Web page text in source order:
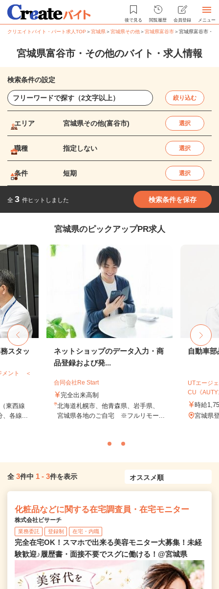
後で見る 閲覧履歴 会員登録 メニュー
クリエイトバイト・パート求人TOP ＞宮城県＞宮城県その他＞宮城県富谷市＞宮城県富谷市・
宮城県富谷市・その他のバイト・求人情報
検索条件の設定
絞り込む
エリア 宮城県その他(富谷市) 選択
職種 指定しない 選択
条件 短期 選択
全 3 件ヒットしました 検索条件を保存
宮城県のピックアップPR求人
スタッ
メント ＜
東西線
各線...
ネットショップのデータ入力・商
品登録および発...
合同会社Re Start
完全出来高制
北海道札幌市、他青森県、岩手県、
宮城県各地のご自宅 ※フルリモー...
自動車
UTエージ
CU《
時給
宮城県
全 3件中 1 - 3件を表示
化粧品などに関する在宅調査員・在宅モニター
株式会社ビサーチ
業務委託 登録制 在宅・内職
完全在宅OK！スマホで出来る美容モニター大募集！未経
験歓迎♪履歴書・面接不要でスグに働ける！@宮城県